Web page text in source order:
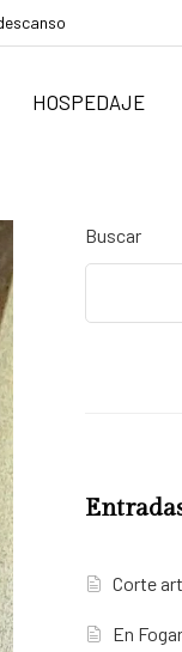
HOSPEDAJE
Buscar
Corte
En